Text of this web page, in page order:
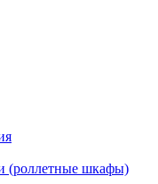
(роллетные шкафы)